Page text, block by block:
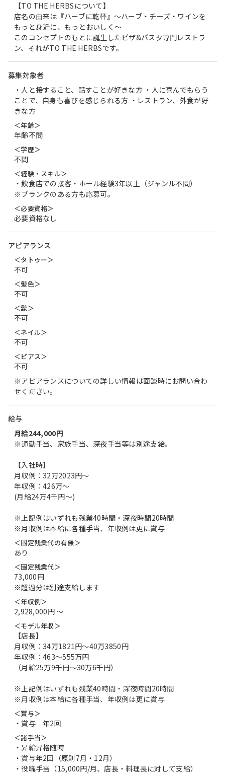
【TO THE HERBSについて】
店名の由来は『ハーブに乾杯』～ハーブ・チーズ・ワインを
もっと身近に、もっとおいしく～
このコンセプトのもとに誕生したピザ&パスタ専門レストラ
ン、それがTO THE HERBSです。
募集対象者
・人と接すること、話すことが好きな方 ・人に喜んでもらう
ことで、自身も喜びを感じられる方 ・レストラン、外食が好
きな方
＜年齢＞
年齢不問
＜学歴＞
不問
＜経験・スキル＞
・飲食店での接客・ホール経験3年以上（ジャンル不問）
※ブランクのある方も応募可。
＜必要資格＞
必要資格なし
アピアランス
＜タトゥー＞
不可
＜髪色＞
不可
＜髭＞
不可
＜ネイル＞
不可
＜ピアス＞
不可
※アピアランスについての詳しい情報は面談時にお問い合わ
せください。
給与
月給244,000円
※通勤手当、家族手当、深夜手当等は別途支給。
【入社時】
月収例：32万2023円～
年収例：426万～
(月給24万4千円～)
※上記例はいずれも残業40時間・深夜時間20時間
※月収例は本給に各種手当、年収例は更に賞与
＜固定残業代の有無＞
あり
＜固定残業代＞
73,000円
※超過分は別途支給します
＜年収例＞
2,928,000円 〜
＜モデル年収＞
【店長】
月収例：34万1821円～40万3850円
年収例：463～555万円
（月給25万9千円～30万6千円）
※上記例はいずれも残業40時間・深夜時間20時間
※月収例は本給に各種手当、年収例は更に賞与
＜賞与＞
・賞与 年2回
＜諸手当＞
・昇給昇格随時
・賞与年2回（原則7月・12月）
・役職手当（15,000円/月、店長・料理長に対して支給）